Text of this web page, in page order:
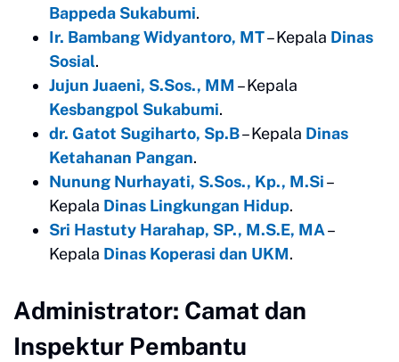
Bappeda Sukabumi.
Ir. Bambang Widyantoro, MT– Kepala Dinas
Sosial.
Jujun Juaeni, S.Sos., MM – Kepala
Kesbangpol Sukabumi.
dr. Gatot Sugiharto, Sp.B– Kepala Dinas
Ketahanan Pangan.
Nunung Nurhayati, S.Sos., Kp., M.Si–
Kepala Dinas Lingkungan Hidup.
Sri Hastuty Harahap, SP., M.S.E, MA–
Kepala Dinas Koperasi dan UKM.
Administrator: Camat dan
Inspektur Pembantu